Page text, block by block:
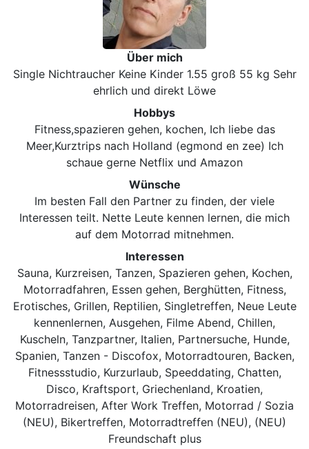
Über mich
Single Nichtraucher Keine Kinder 1.55 groß 55 kg Sehr
ehrlich und direkt Löwe
Hobbys
Fitness,spazieren gehen, kochen, Ich liebe das
Meer,Kurztrips nach Holland (egmond en zee) Ich
schaue gerne Netflix und Amazon
Wünsche
Im besten Fall den Partner zu finden, der viele
Interessen teilt. Nette Leute kennen lernen, die mich
auf dem Motorrad mitnehmen.
Interessen
Sauna, Kurzreisen, Tanzen, Spazieren gehen, Kochen,
Motorradfahren, Essen gehen, Berghütten, Fitness,
Erotisches, Grillen, Reptilien, Singletreffen, Neue Leute
kennenlernen, Ausgehen, Filme Abend, Chillen,
Kuscheln, Tanzpartner, Italien, Partnersuche, Hunde,
Spanien, Tanzen - Discofox, Motorradtouren, Backen,
Fitnessstudio, Kurzurlaub, Speeddating, Chatten,
Disco, Kraftsport, Griechenland, Kroatien,
Motorradreisen, After Work Treffen, Motorrad / Sozia
(NEU), Bikertreffen, Motorradtreffen (NEU), (NEU)
Freundschaft plus